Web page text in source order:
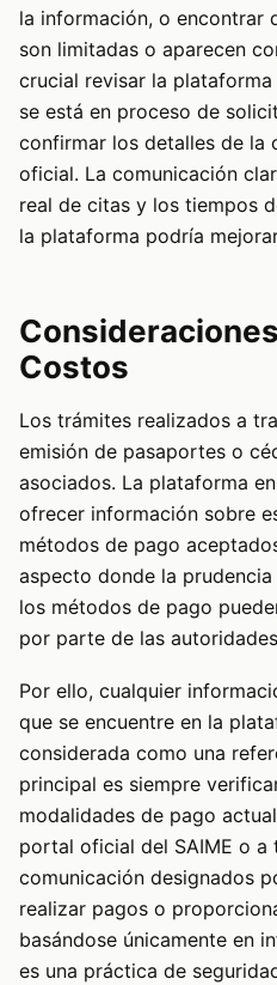
la información, o encontrar
son limitadas o aparecen
crucial revisar la
se está en proceso de
confirmar los detalles de la
oficial. La comunicación
real de citas y los tiempos
la plataforma podría
Costos
Los trámites realizados a
emisión de pasaportes o
asociados. La plataforma
ofrecer información sobre
métodos de pago
aspecto donde la
los métodos de pago
por parte de las
Por ello, cualquier
que se encuentre en la
considerada como una
principal es siempre
modalidades de pago
portal oficial del SAIME o a
comunicación designados
realizar pagos o
basándose únicamente en
es una práctica de